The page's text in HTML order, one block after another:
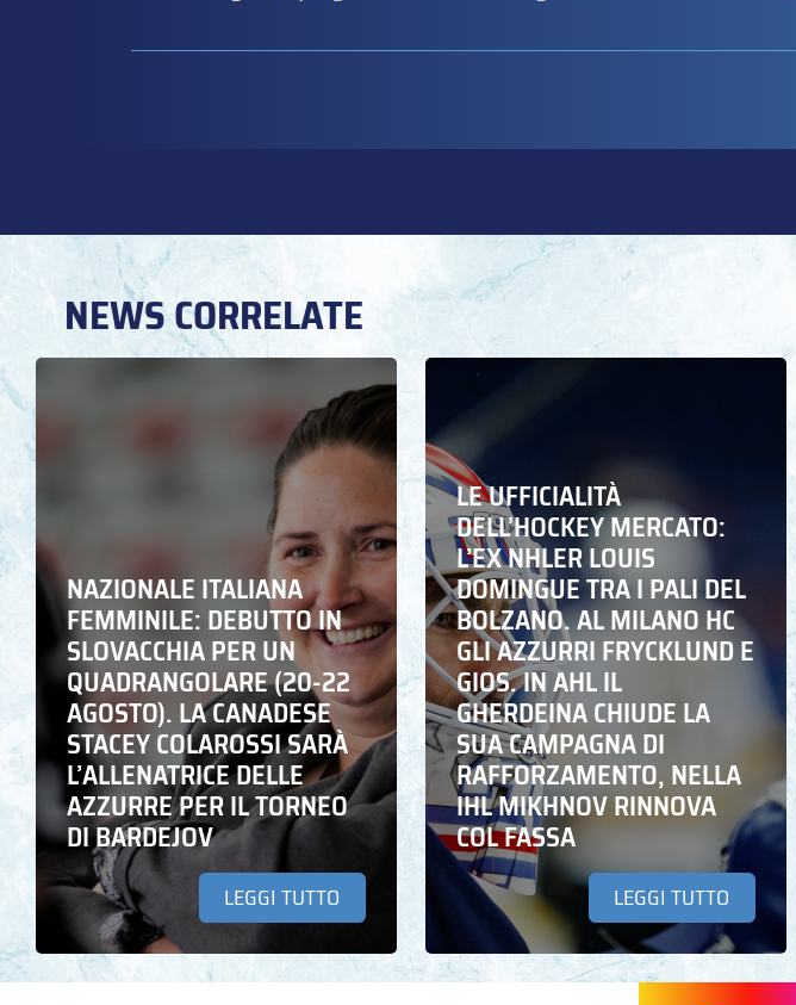
NEWS CORRELATE
NAZIONALE ITALIANA
FEMMINILE: DEBUTTO IN
SLOVACCHIA PER UN
QUADRANGOLARE (20-22
AGOSTO). LA CANADESE
STACEY COLAROSSI SARÀ
L’ALLENATRICE DELLE
AZZURRE PER IL TORNEO
DI BARDEJOV
LEGGI TUTTO
LE UFFICIALITÀ
DELL’HOCKEY MERCATO:
L’EX NHLER LOUIS
DOMINGUE TRA I PALI DEL
BOLZANO. AL MILANO HC
GLI AZZURRI FRYCKLUND E
GIOS. IN AHL IL
GHERDEINA CHIUDE LA
SUA CAMPAGNA DI
RAFFORZAMENTO, NELLA
IHL MIKHNOV RINNOVA
COL FASSA
LEGGI TUTTO